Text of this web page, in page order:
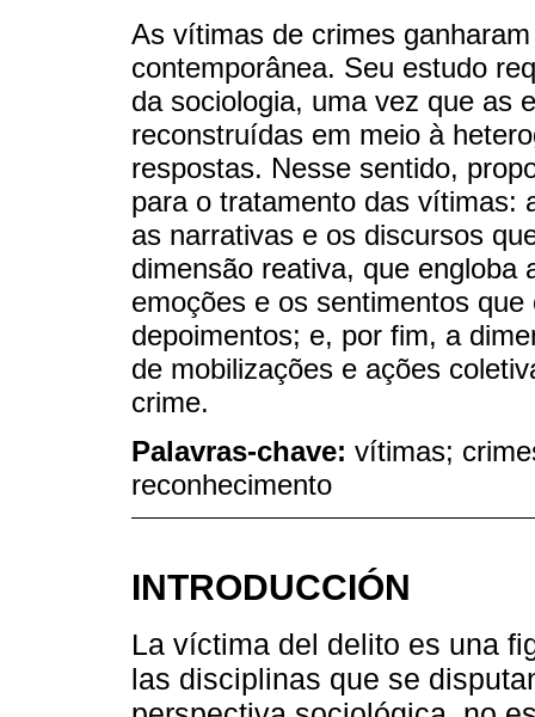
As vítimas de crimes
contemporânea. Seu estudo
da sociologia, uma vez que as
reconstruídas em meio à
respostas. Nesse sentido,
para o tratamento das vítimas:
as narrativas e os discursos
dimensão reativa, que engloba
emoções e os sentimentos
depoimentos; e, por fim, a
de mobilizações e ações
crime.
Palavras-chave: vítimas;
reconhecimento
INTRODUCCIÓN
La víctima del delito es una
las disciplinas que se